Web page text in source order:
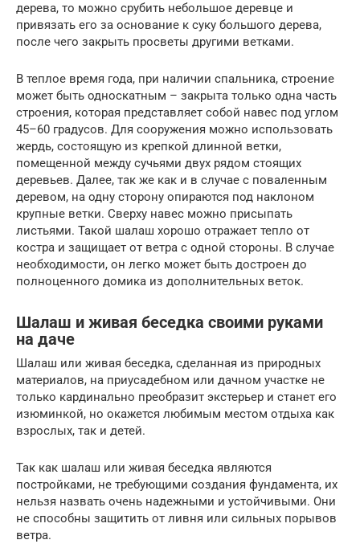
дерева, то можно срубить небольшое деревце и
привязать его за основание к суку большого дерева,
после чего закрыть просветы другими ветками.
В теплое время года, при наличии спальника, строение
может быть односкатным – закрыта только одна часть
строения, которая представляет собой навес под углом
45–60 градусов. Для сооружения можно использовать
жердь, состоящую из крепкой длинной ветки,
помещенной между сучьями двух рядом стоящих
деревьев. Далее, так же как и в случае с поваленным
деревом, на одну сторону опираются под наклоном
крупные ветки. Сверху навес можно присыпать
листьями. Такой шалаш хорошо отражает тепло от
костра и защищает от ветра с одной стороны. В случае
необходимости, он легко может быть достроен до
полноценного домика из дополнительных веток.
Шалаш и живая беседка своими руками
на даче
Шалаш или живая беседка, сделанная из природных
материалов, на приусадебном или дачном участке не
только кардинально преобразит экстерьер и станет его
изюминкой, но окажется любимым местом отдыха как
взрослых, так и детей.
Так как шалаш или живая беседка являются
постройками, не требующими создания фундамента, их
нельзя назвать очень надежными и устойчивыми. Они
не способны защитить от ливня или сильных порывов
ветра.